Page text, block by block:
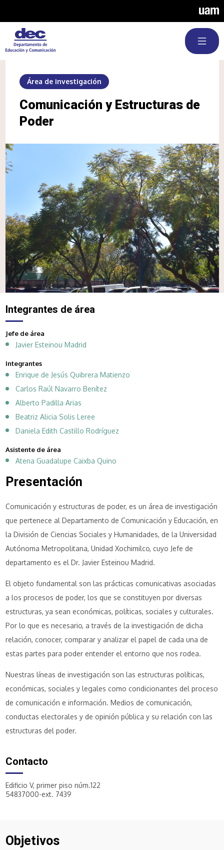
Área de investigación
Comunicación y Estructuras de
Poder
Integrantes de área
Jefe de área
Javier Esteinou Madrid
Integrantes
Enrique de Jesús Quibrera Matienzo
Carlos Raúl Navarro Benítez
Alberto Padilla Arias
Beatriz Alicia Solis Leree
Daniela Edith Castillo Rodríguez
Asistente de área
Atena Guadalupe Caixba Quino
Presentación
Comunicación y estructuras de poder, es un área de investigación
que pertenece al Departamento de Comunicación y Educación, en
la División de Ciencias Sociales y Humanidades, de la Universidad
Autónoma Metropolitana, Unidad Xochimilco, cuyo Jefe de
departamento es el Dr. Javier Esteinou Madrid.
El objeto fundamental son las prácticas comunicativas asociadas
a los procesos de poder, los que se constituyen por diversas
estructuras, ya sean económicas, políticas, sociales y culturales.
Por lo que es necesario, a través de la investigación de dicha
relación, conocer, comparar y analizar el papel de cada una de
estas partes para poder entender el entorno que nos rodea.
Nuestras líneas de investigación son las estructuras políticas,
económicas, sociales y legales como condicionantes del proceso
de comunicación e información. Medios de comunicación,
conductas electorales y de opinión pública y su relación con las
estructuras del poder.
Contacto
Edificio V, primer piso núm.122
54837000-ext. 7439
Objetivos